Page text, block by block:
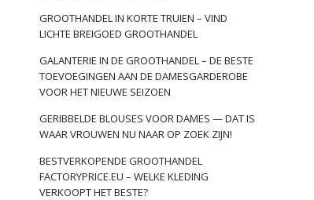
GROOTHANDEL IN KORTE TRUIEN – VIND
LICHTE BREIGOED GROOTHANDEL
GALANTERIE IN DE GROOTHANDEL – DE BESTE
TOEVOEGINGEN AAN DE DAMESGARDEROBE
VOOR HET NIEUWE SEIZOEN
GERIBBELDE BLOUSES VOOR DAMES — DAT IS
WAAR VROUWEN NU NAAR OP ZOEK ZIJN!
BESTVERKOPENDE GROOTHANDEL
FACTORYPRICE.EU – WELKE KLEDING
VERKOOPT HET BESTE?